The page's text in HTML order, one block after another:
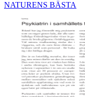
NATURENS BÄSTA